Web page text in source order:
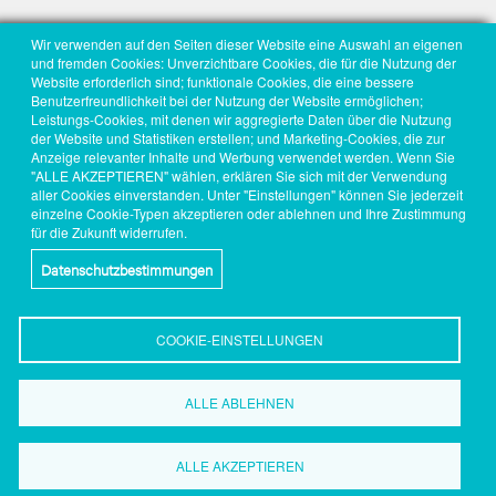
Wir verwenden auf den Seiten dieser Website eine Auswahl an eigenen
und fremden Cookies: Unverzichtbare Cookies, die für die Nutzung der
Website erforderlich sind; funktionale Cookies, die eine bessere
Benutzerfreundlichkeit bei der Nutzung der Website ermöglichen;
Leistungs-Cookies, mit denen wir aggregierte Daten über die Nutzung
der Website und Statistiken erstellen; und Marketing-Cookies, die zur
Anzeige relevanter Inhalte und Werbung verwendet werden. Wenn Sie
"ALLE AKZEPTIEREN" wählen, erklären Sie sich mit der Verwendung
aller Cookies einverstanden. Unter "Einstellungen" können Sie jederzeit
einzelne Cookie-Typen akzeptieren oder ablehnen und Ihre Zustimmung
für die Zukunft widerrufen.
Datenschutzbestimmungen
COOKIE-EINSTELLUNGEN
ALLE ABLEHNEN
ALLE AKZEPTIEREN
Wirtschaftsförderung
Dortmund